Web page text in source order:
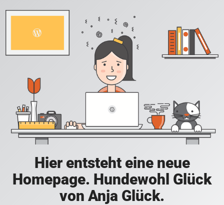
Hier entsteht eine neue
Homepage. Hundewohl Glück
von Anja Glück.